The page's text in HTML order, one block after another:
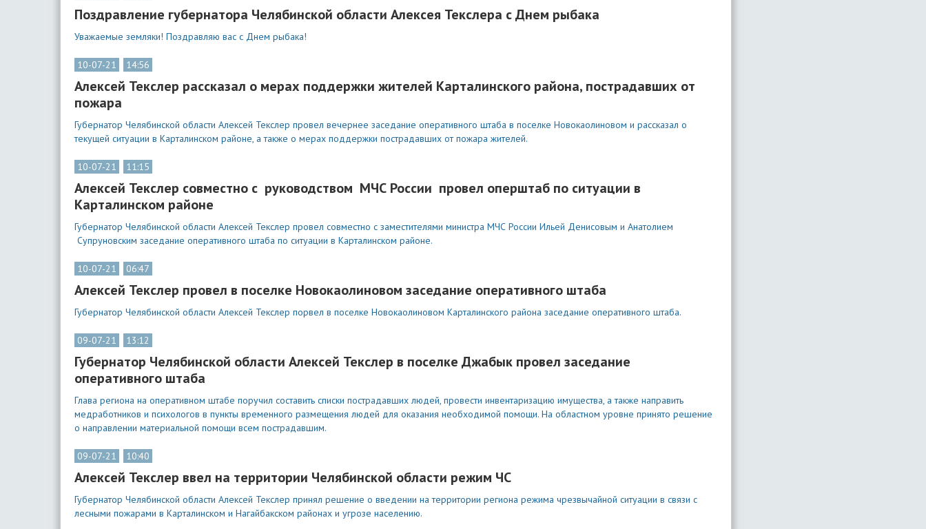
Поздравление губернатора Челябинской области Алексея Текслера с Днем рыбака
Уважаемые земляки! Поздравляю вас с Днем рыбака!
10-07-21 14:56
Алексей Текслер рассказал о мерах поддержки жителей Карталинского района, пострадавших от
пожара
Губернатор Челябинской области Алексей Текслер провел вечернее заседание оперативного штаба в поселке Новокаолиновом и рассказал о
текущей ситуации в Карталинском районе, а также о мерах поддержки пострадавших от пожара жителей.
10-07-21 11:15
Алексей Текслер совместно с руководством МЧС России провел оперштаб по ситуации в
Карталинском районе
Губернатор Челябинской области Алексей Текслер провел совместно с заместителями министра МЧС России Ильей Денисовым и Анатолием
Супруновским заседание оперативного штаба по ситуации в Карталинском районе.
10-07-21 06:47
Алексей Текслер провел в поселке Новокаолиновом заседание оперативного штаба
Губернатор Челябинской области Алексей Текслер порвел в поселке Новокаолиновом Карталинского района заседание оперативного штаба.
09-07-21 13:12
Губернатор Челябинской области Алексей Текслер в поселке Джабык провел заседание
оперативного штаба
Глава региона на оперативном штабе поручил составить списки пострадавших людей, провести инвентаризацию имущества, а также направить
медработников и психологов в пункты временного размещения людей для оказания необходимой помощи. На областном уровне принято решение
о направлении материальной помощи всем пострадавшим.
09-07-21 10:40
Алексей Текслер ввел на территории Челябинской области режим ЧС
Губернатор Челябинской области Алексей Текслер принял решение о введении на территории региона режима чрезвычайной ситуации в связи с
лесными пожарами в Карталинском и Нагайбакском районах и угрозе населению.